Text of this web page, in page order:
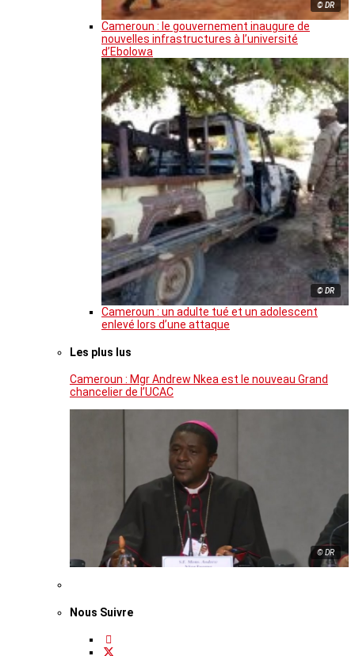
© DR
Cameroun : le gouvernement inaugure de
nouvelles infrastructures à l’université
d’Ebolowa
© DR
Cameroun : un adulte tué et un adolescent
enlevé lors d’une attaque
Les plus lus
Cameroun : Mgr Andrew Nkea est le nouveau Grand
chancelier de l’UCAC
© DR
Nous Suivre